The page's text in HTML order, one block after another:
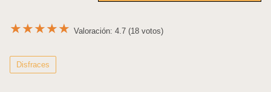
★★★★★ Valoración: 4.7 (18 votos)
Disfraces